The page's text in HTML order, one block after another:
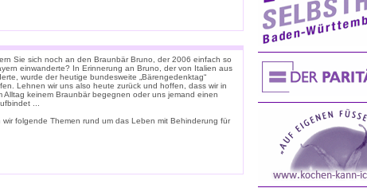
Sie sich noch an den Braunbär Bruno, der 2006 einfach so
einwanderte? In Erinnerung an Bruno, der von Italien aus
wurde der heutige bundesweite „Bärengedenktag“
Lehnen wir uns also heute zurück und hoffen, dass wir in
Alltag keinem Braunbär begegnen oder uns jemand einen
...
folgende Themen rund um das Leben mit Behinderung für